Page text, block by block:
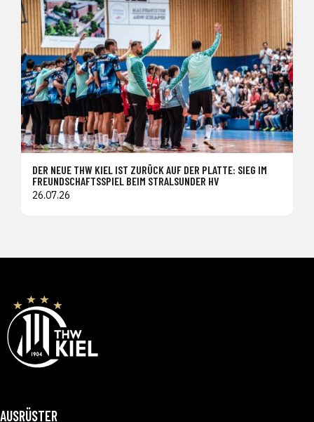
DER NEUE THW KIEL IST ZURÜCK AUF DER PLATTE: SIEG IM
FREUNDSCHAFTSSPIEL BEIM STRALSUNDER HV
26.07.26
AUSRÜSTER